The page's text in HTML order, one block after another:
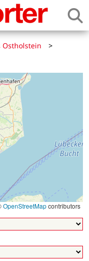
Ostholstein
>
OpenStreetMapcontributors